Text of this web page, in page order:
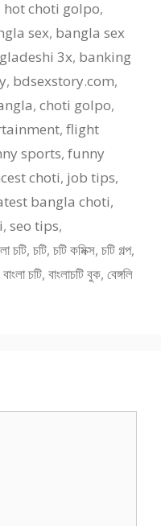
hot choti golpo,
sex, bangla sex
3x, banking
, bdsexstory.com,
, choti golpo,
, flight
sports, funny
choti, job tips,
bangla choti,
, seo tips,
চটি, চটি, চটি কমিক্স, চটি গল্প,
বাংলা চটি, বাংলাচটি বুক, বেঙ্গলি